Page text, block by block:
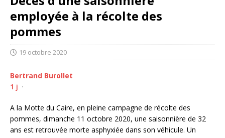
employée à la récolte des
pommes
19 octobre 2020
Bertrand Burollet
1 j ·
A la Motte du Caire, en pleine campagne de récolte des
pommes, dimanche 11 octobre 2020, une saisonnière de 32
ans est retrouvée morte asphyxiée dans son véhicule. Un